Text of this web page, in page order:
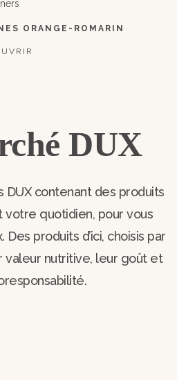
ORANGE-ROMARIN
DUX
DUX contenant des produits
votre quotidien, pour vous
produits d’ici, choisis par
valeur nutritive, leur goût et